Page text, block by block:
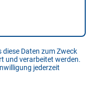
Daten zum Zweck
und verarbeitet werden.
jederzeit